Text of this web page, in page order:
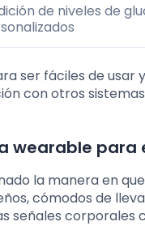
de niveles de
ser fáciles de
con otros
wearable para
la manera en
cómodos de
señales corporales